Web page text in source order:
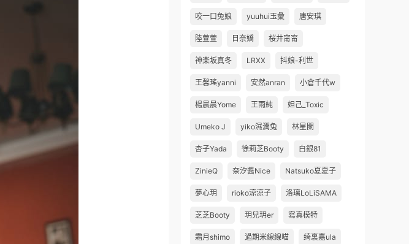
咬一口兔娘 yuuhui玉彙 唐安琪
陸萱萱 日奈嬌 桜井甯甯
神楽坂真冬 LRXX 抖娘-利世
王馨瑤yanni 安然anran 小倉千代w
楊晨晨Yome 王雨純 妲己_Toxic
Umeko J yiko濕潤兔 林星闌
杏子Yada 徐莉芝Booty 白銀81
ZinieQ 奈汐醬Nice Natsuko夏夏子
夢心玥 rioko涼涼子 洛璃LoLiSAMA
芝芝Booty 玥兒玥er 寫真模特
霜月shimo 過期米線線喵 绮裏嘉ula